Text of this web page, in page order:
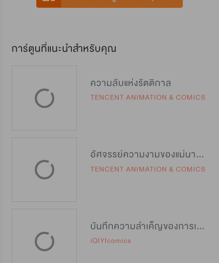
การ์ตูนที่แนะนำสำหรับคุณ
ความลับแห่งรัตติกาล
TENCENT ANIMATION & COMICS
อัศจรรย์ความงามของแม่นางสายลับ
TENCENT ANIMATION & COMICS
บันทึกความลำเค็ญของการเป็นสนมคนโปรด
iQIYIcomics